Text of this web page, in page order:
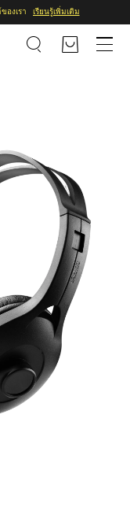
องเรา เรียนรู้เพิ่มเติม